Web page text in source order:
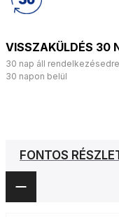
VISSZAKÜLDÉS 30
30 nap áll
30 napon belül
FONTOS